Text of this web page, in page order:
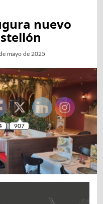
nuevo
mayo de 2025